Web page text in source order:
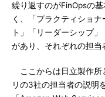
繰り返すのがFinOpsの
く、「プラクティショ
ト」「リーダーシップ
があり、それぞれの担当
ここからは日立製作所
リの3社の担当者の説明